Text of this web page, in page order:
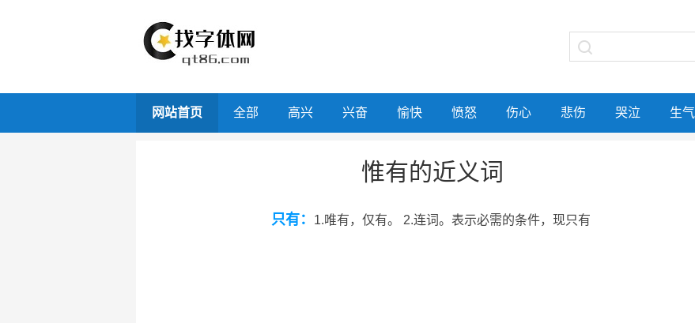
网站首页 全部 高兴 兴奋 愉快 愤怒 伤心 悲伤 哭泣 生气
惟有的近义词
只有： 1.唯有，仅有。 2.连词。表示必需的条件，现只有